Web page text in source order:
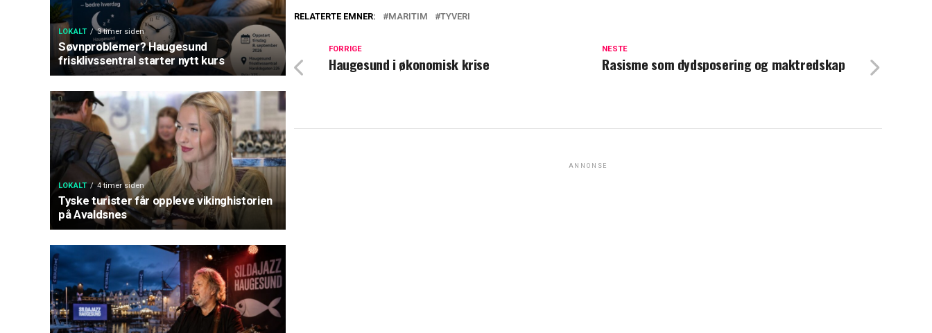
LOKALT 3 timer siden
Søvnproblemer? Haugesund
frisklivssentral starter nytt kurs
LOKALT 4 timer siden
Tyske turister får oppleve vikinghistorien
på Avaldsnes
RELATERTE EMNER: MARITIM TYVERI
NESTE
Rasisme som dydsposering og maktredskap
FORRIGE
Haugesund i økonomisk krise
ANNONSE